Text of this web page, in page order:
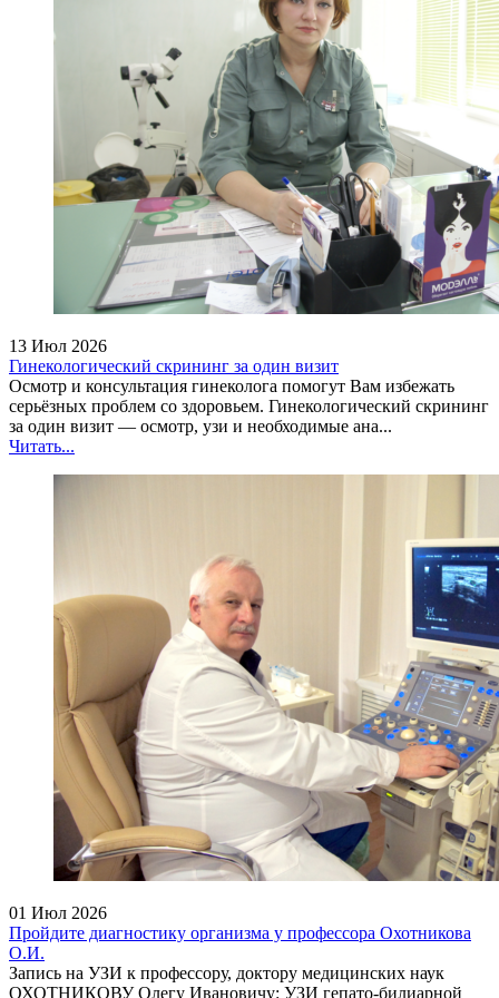
13 Июл 2026
Гинекологический скрининг за один визит
Осмотр и консультация гинеколога помогут Вам избежать
серьёзных проблем со здоровьем. Гинекологический скрининг
за один визит — осмотр, узи и необходимые ана...
Читать...
01 Июл 2026
Пройдите диагностику организма у профессора Охотникова
О.И.
Запись на УЗИ к профессору, доктору медицинских наук
ОХОТНИКОВУ Олегу Ивановичу: УЗИ гепато-билиарной